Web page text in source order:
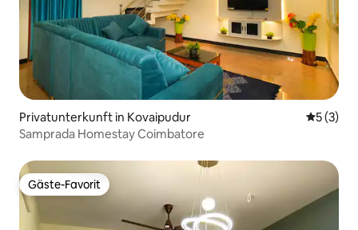
Privatunterkunft in Kovaipudur
5 (3)
Samprada Homestay Coimbatore
Gäste-Favorit
Gäste-Favorit